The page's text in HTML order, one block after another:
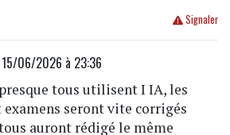
Signaler
06/2026 à 23:36
tous utilisent I IA, les
examens seront vite corrigés
auront rédigé le même